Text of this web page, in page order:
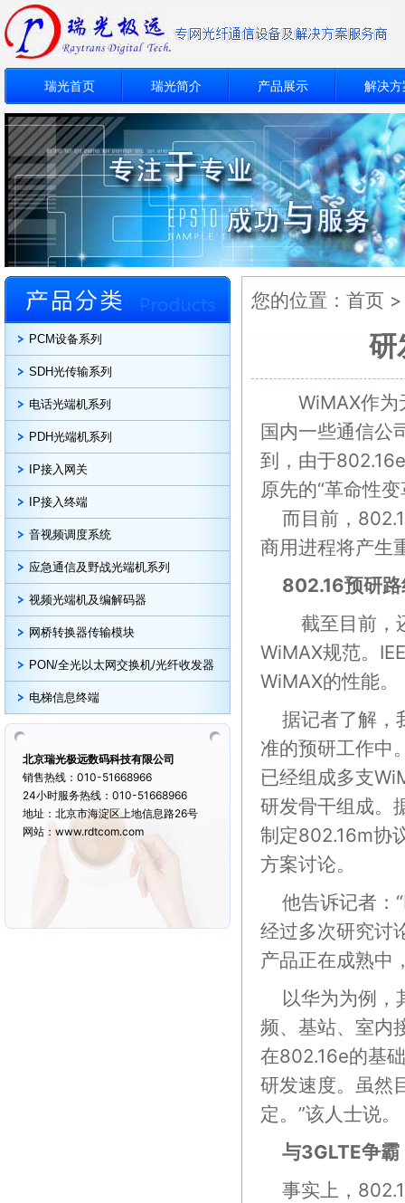
瑞光首页 瑞光简介 产品展示 解决方
PCM设备系列
SDH光传输系列
电话光端机系列
PDH光端机系列
IP接入网关
IP接入终端
音视频调度系统
应急通信及野战光端机系列
视频光端机及编解码器
网桥转换器传输模块
PON/全光以太网交换机/光纤收发器
电梯信息终端
北京瑞光极远数码科技有限公司
销售热线：010-51668966
24小时服务热线：010-51668966
地址：北京市海淀区上地信息路26号
网站：www.rdtcom.com
您的位置： 首页
研
WiMAX作为无
国内一些通信公
到，由于
原先的“革命性
而目前，
商用进程将产生
802.16预研
截至目前，
WiMAX规范。
WiMAX的性能。
据记者了解，
准的预研工作中
已经组成多支
研发骨干组成。
制定802.16m协
方案讨论。
他告诉记者：
经过多次研究讨
产品正在成熟中
以华为为例，
频、基站、室内
在802.16e的基
研发速度。虽然
定。”该人士说。
与3GLTE争霸
事实上，